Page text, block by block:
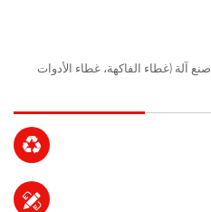
آلة (غطاء الفاكهة، غطاء الأدوات

